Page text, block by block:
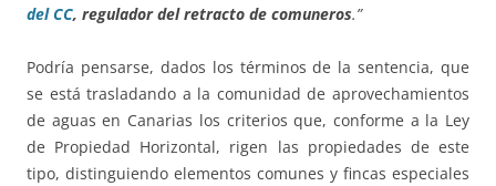
del CC, regulador del retracto de comuneros.”
Podría pensarse, dados los términos de la sentencia, que
se está trasladando a la comunidad de aprovechamientos
de aguas en Canarias los criterios que, conforme a la Ley
de Propiedad Horizontal, rigen las propiedades de este
tipo, distinguiendo elementos comunes y fincas especiales